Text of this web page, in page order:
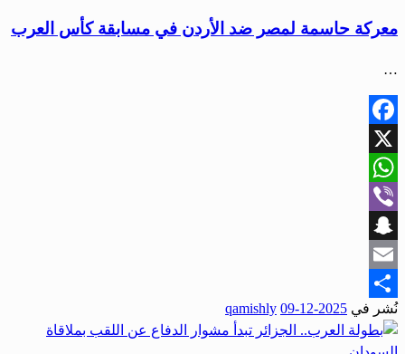
معركة حاسمة لمصر ضد الأردن في مسابقة كأس العرب
…
Facebook
X
WhatsApp
Viber
Snapchat
Email
Share
نُشر في 2025-12-09
qamishly